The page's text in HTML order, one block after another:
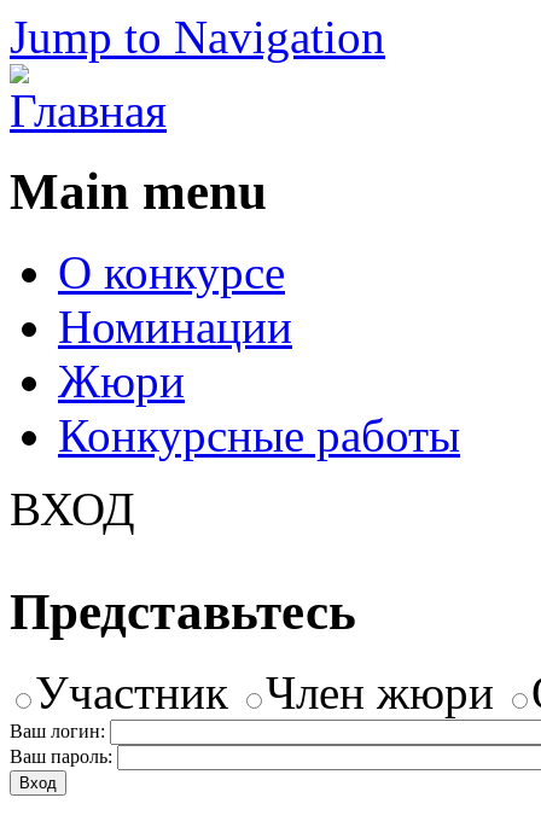
Jump to Navigation
Main menu
О конкурсе
Номинации
Жюри
Конкурсные работы
ВХОД
Представьтесь
Участник Член жюри
Ваш логин:
Ваш пароль: